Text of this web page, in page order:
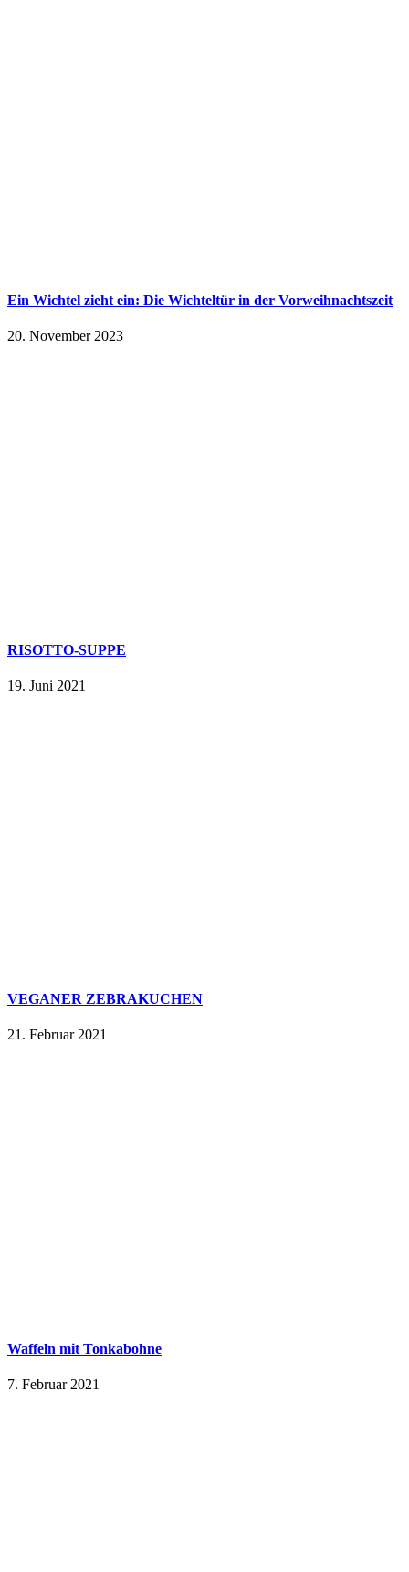
Ein Wichtel zieht ein: Die Wichteltür in der Vorweihnachtszeit
20. November 2023
RISOTTO-SUPPE
19. Juni 2021
VEGANER ZEBRAKUCHEN
21. Februar 2021
Waffeln mit Tonkabohne
7. Februar 2021